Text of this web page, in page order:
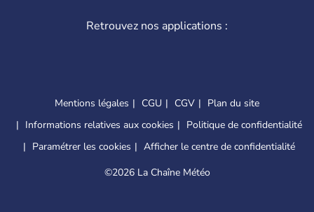
Retrouvez nos applications :
Mentions légales CGU CGV
Plan du site
Informations relatives aux cookies
Politique de confidentialité
Paramétrer les cookies
Afficher le centre de confidentialité
©2026 La Chaîne Météo